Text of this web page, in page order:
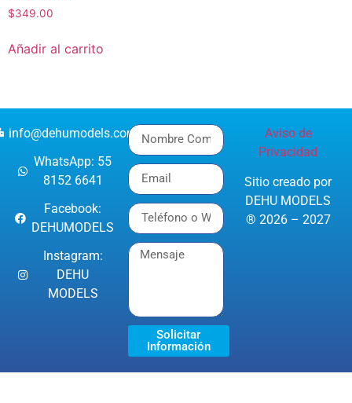
$349.00
Añadir al carrito
info@dehumodels.com
WhatsApp: 55
8152 6641
Facebook:
DEHUMODELS
Instagram:
DEHU
MODELS
Solicitar
Información
Aviso de
Privacidad
Sitio creado por
DEHU MODELS
® 2026 – 2027